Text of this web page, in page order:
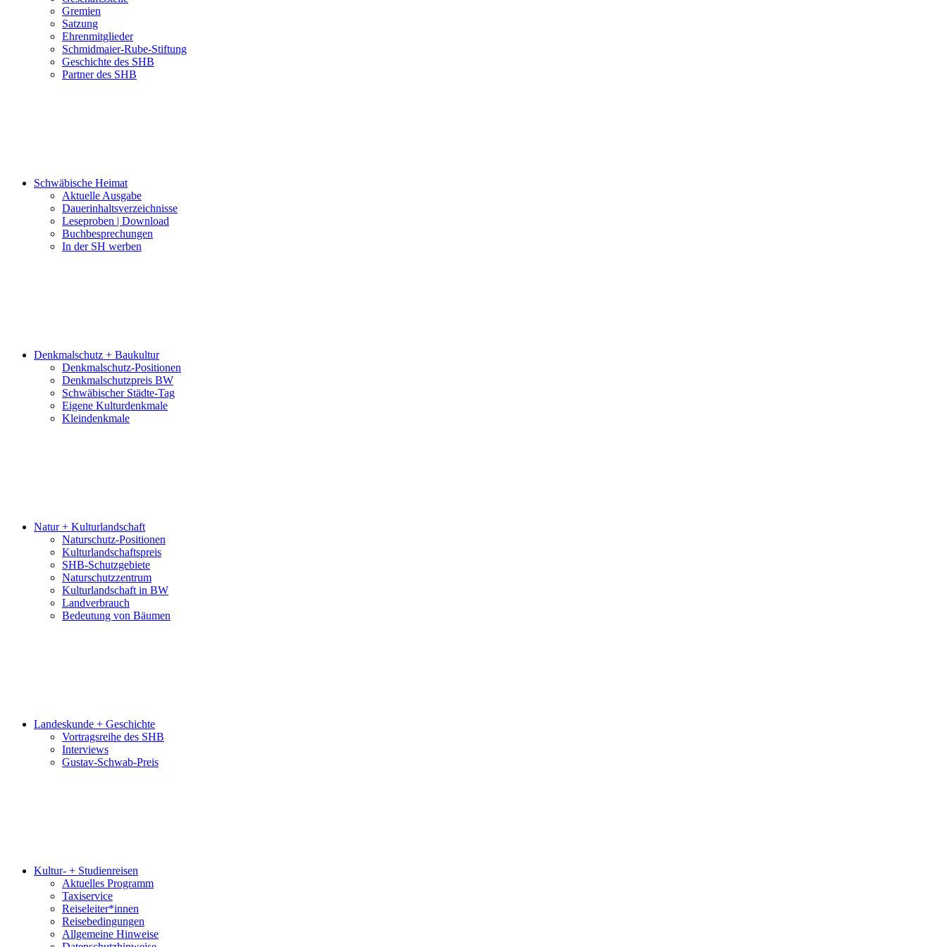
Gremien
Satzung
Ehrenmitglieder
Schmidmaier-Rube-Stiftung
Geschichte des SHB
Partner des SHB
Schwäbische Heimat
Aktuelle Ausgabe
Dauerinhaltsverzeichnisse
Leseproben | Download
Buchbesprechungen
In der SH werben
Denkmalschutz + Baukultur
Denkmalschutz-Positionen
Denkmalschutzpreis BW
Schwäbischer Städte-Tag
Eigene Kulturdenkmale
Kleindenkmale
Natur + Kulturlandschaft
Naturschutz-Positionen
Kulturlandschaftspreis
SHB-Schutzgebiete
Naturschutzzentrum
Kulturlandschaft in BW
Landverbrauch
Bedeutung von Bäumen
Landeskunde + Geschichte
Vortragsreihe des SHB
Interviews
Gustav-Schwab-Preis
Kultur- + Studienreisen
Aktuelles Programm
Taxiservice
Reiseleiter*innen
Reisebedingungen
Allgemeine Hinweise